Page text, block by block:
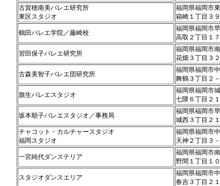
古賀穂南美バレエ研究所
東区スタジオ
福岡県福岡市
箱崎１丁目３
鶴田バレエ学院／藤崎校
福岡県福岡市
高取２丁目１
習田保子バレエ研究所
福岡県福岡市
花畑３丁目３
古森美智子バレエ団研究所
福岡県福岡市
舞鶴３丁目２
旗生バレエスタジオ
福岡県福岡市
七隈６丁目２
坂本順子バレエスタジオ／事務局
福岡県福岡市
城西３丁目２
チャコット・カルチャースタジオ
福岡スタジオ
福岡県福岡市
天神２丁目３
一宮純代ダンステリア
福岡県福岡市
野間１丁目１
スタジオダンスエリア
福岡県福岡市
春吉３丁目２